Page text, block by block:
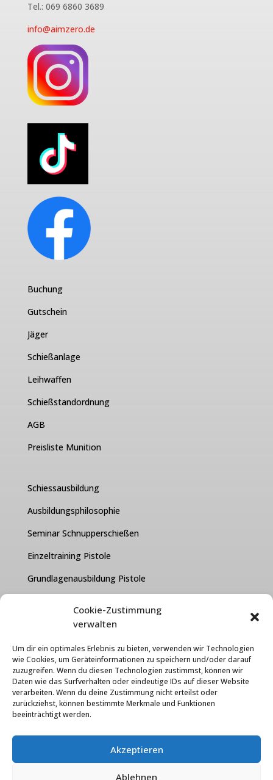
Cookie-Zustimmung
verwalten
Um dir ein optimales Erlebnis zu bieten, verwenden wir Technologien
wie Cookies, um Geräteinformationen zu speichern und/oder darauf
zuzugreifen. Wenn du diesen Technologien zustimmst, können wir
Daten wie das Surfverhalten oder eindeutige IDs auf dieser Website
verarbeiten. Wenn du deine Zustimmung nicht erteilst oder
zurückziehst, können bestimmte Merkmale und Funktionen
beeinträchtigt werden.
Akzeptieren
Ablehnen
Tel.: 069 6860 3689
info@aimzero.de
Buchung
Gutschein
Jäger
Schießanlage
Leihwaffen
Schießstandordnung
AGB
Preisliste Munition
Schiessausbildung
Ausbildungsphilosophie
Seminar Schnupperschießen
Einzeltraining Pistole
Grundlagenausbildung Pistole
Über uns
Kontakt
Karriere
Datenschutzerklärung